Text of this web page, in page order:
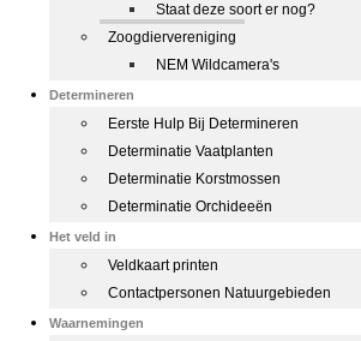
Staat deze soort er nog?
Zoogdiervereniging
NEM Wildcamera's
Determineren
Eerste Hulp Bij Determineren
Determinatie Vaatplanten
Determinatie Korstmossen
Determinatie Orchideeën
Het veld in
Veldkaart printen
Contactpersonen Natuurgebieden
Waarnemingen